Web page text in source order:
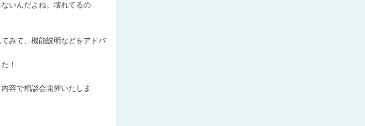
いんだよね。壊れてるの
みて、機能説明などをアドバ
！
容で相談会開催いたしま